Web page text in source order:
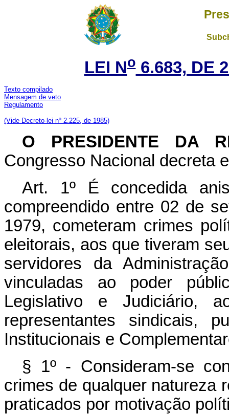
LEI No6.683, DE
Texto compilado
Mensagem de veto
Regulamento
(Vide Decreto-lei nº 2.225, de 1985)
O
PRESIDENTE DA
Congresso Nacional decreta
Art. 1º É concedida
compreendido entre 02 de
1979, cometeram crimes
eleitorais, aos que tiveram
servidores da
vinculadas ao poder
Legislativo e Judiciário,
representantes sindicais,
Institucionais e
§ 1º - Consideram-se
crimes de qualquer natureza
praticados por motivação